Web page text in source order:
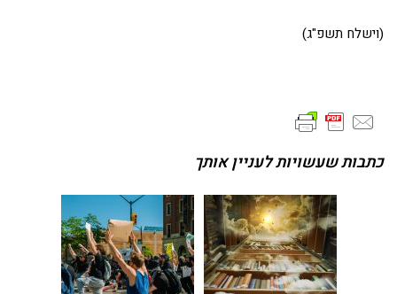
(וישלח תשפ"ג)
כתבות שעשויות לעניין אותך